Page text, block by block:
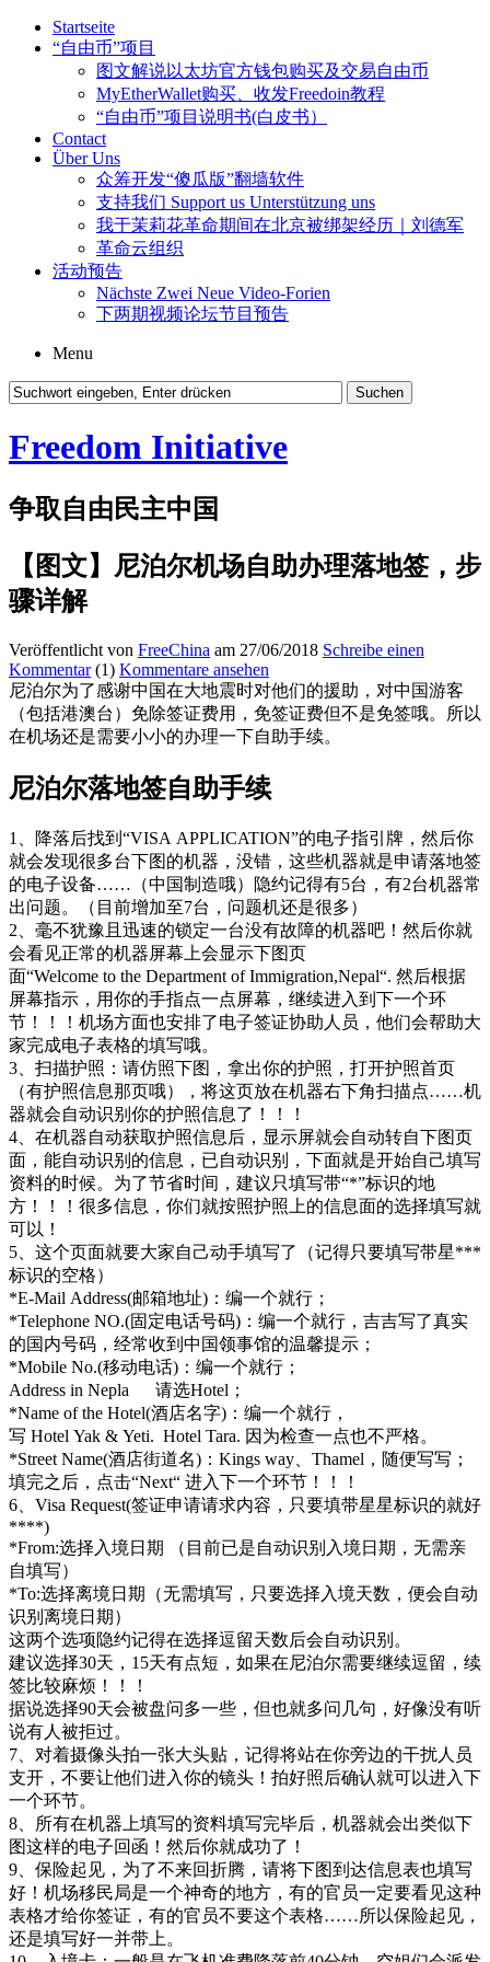
Startseite
“自由币”项目
图文解说以太坊官方钱包购买及交易自由币
MyEtherWallet购买、收发Freedoin教程
“自由币”项目说明书(白皮书）
Contact
Über Uns
众筹开发“傻瓜版”翻墙软件
支持我们 Support us Unterstützung uns
我于茉莉花革命期间在北京被绑架经历｜刘德军
革命云组织
活动预告
Nächste Zwei Neue Video-Forien
下两期视频论坛节目预告
Menu
Freedom Initiative
争取自由民主中国
【图文】尼泊尔机场自助办理落地签，步
骤详解
Veröffentlicht von FreeChina am 27/06/2018 Schreibe einen
Kommentar(1) Kommentare ansehen
尼泊尔为了感谢中国在大地震时对他们的援助，对中国游客
（包括港澳台）免除签证费用，免签证费但不是免签哦。所以
在机场还是需要小小的办理一下自助手续。
尼泊尔落地签自助手续
1、降落后找到“VISA APPLICATION”的电子指引牌，然后你
就会发现很多台下图的机器，没错，这些机器就是申请落地签
的电子设备……（中国制造哦）隐约记得有5台，有2台机器常
出问题。（目前增加至7台，问题机还是很多）
2、毫不犹豫且迅速的锁定一台没有故障的机器吧！然后你就
会看见正常的机器屏幕上会显示下图页
面“Welcome to the Department of Immigration,Nepal“. 然后根据
屏幕指示，用你的手指点一点屏幕，继续进入到下一个环
节！！！机场方面也安排了电子签证协助人员，他们会帮助大
家完成电子表格的填写哦。
3、扫描护照：请仿照下图，拿出你的护照，打开护照首页
（有护照信息那页哦），将这页放在机器右下角扫描点……机
器就会自动识别你的护照信息了！！！
4、在机器自动获取护照信息后，显示屏就会自动转自下图页
面，能自动识别的信息，已自动识别，下面就是开始自己填写
资料的时候。为了节省时间，建议只填写带“*”标识的地
方！！！很多信息，你们就按照护照上的信息面的选择填写就
可以！
5、这个页面就要大家自己动手填写了（记得只要填写带星***
标识的空格）
*E-Mail Address(邮箱地址)：编一个就行；
*Telephone NO.(固定电话号码)：编一个就行，吉吉写了真实
的国内号码，经常收到中国领事馆的温馨提示；
*Mobile No.(移动电话)：编一个就行；
Address in Nepla 请选Hotel；
*Name of the Hotel(酒店名字)：编一个就行，
写 Hotel Yak & Yeti. Hotel Tara. 因为检查一点也不严格。
*Street Name(酒店街道名)：Kings way、Thamel，随便写写；
填完之后，点击“Next“ 进入下一个环节！！！
6、Visa Request(签证申请请求内容，只要填带星星标识的就好
****)
*From:选择入境日期 （目前已是自动识别入境日期，无需亲
自填写）
*To:选择离境日期（无需填写，只要选择入境天数，便会自动
识别离境日期）
这两个选项隐约记得在选择逗留天数后会自动识别。
建议选择30天，15天有点短，如果在尼泊尔需要继续逗留，续
签比较麻烦！！！
据说选择90天会被盘问多一些，但也就多问几句，好像没有听
说有人被拒过。
7、对着摄像头拍一张大头贴，记得将站在你旁边的干扰人员
支开，不要让他们进入你的镜头！拍好照后确认就可以进入下
一个环节。
8、所有在机器上填写的资料填写完毕后，机器就会出类似下
图这样的电子回函！然后你就成功了！
9、保险起见，为了不来回折腾，请将下图到达信息表也填写
好！机场移民局是一个神奇的地方，有的官员一定要看见这种
表格才给你签证，有的官员不要这个表格……所以保险起见，
还是填写好一并带上。